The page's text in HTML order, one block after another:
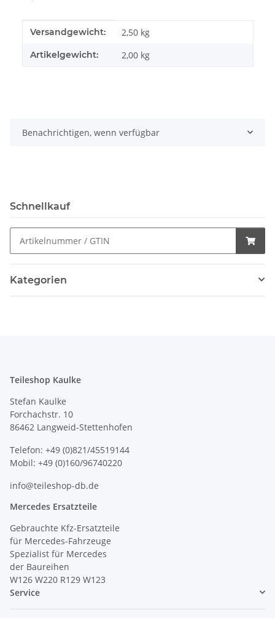
Produkteigenschaft
Wert
Versandgewicht: 2,50 kg
Artikelgewicht: 2,00 kg
Benachrichtigen, wenn verfügbar
Schnellkauf
Kategorien
Teileshop Kaulke
Stefan Kaulke
Forchachstr. 10
86462 Langweid-Stettenhofen
Telefon: +49 (0)821/45519144
Mobil: +49 (0)160/96740220
info@teileshop-db.de
Mercedes Ersatzteile
Gebrauchte Kfz-Ersatzteile
für Mercedes-Fahrzeuge
Spezialist für Mercedes
der Baureihen
W126 W220 R129 W123
Service